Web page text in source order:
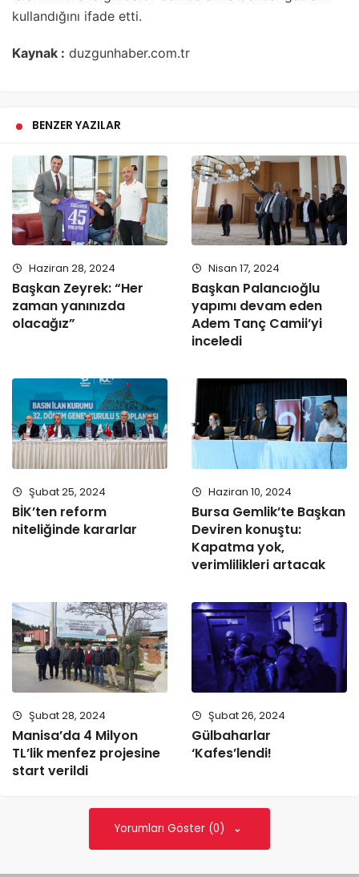
kullandığını ifade etti.
Kaynak : duzgunhaber.com.tr
BENZER YAZILAR
Haziran 28, 2024
Başkan Zeyrek: “Her
zaman yanınızda
olacağız”
Nisan 17, 2024
Başkan Palancıoğlu
yapımı devam eden
Adem Tanç Camii’yi
inceledi
Şubat 25, 2024
BİK’ten reform
niteliğinde kararlar
Haziran 10, 2024
Bursa Gemlik’te Başkan
Deviren konuştu:
Kapatma yok,
verimlilikleri artacak
Şubat 28, 2024
Manisa’da 4 Milyon
TL’lik menfez projesine
start verildi
Şubat 26, 2024
Gülbaharlar
‘Kafes’lendi!
Yorumları Göster (0)